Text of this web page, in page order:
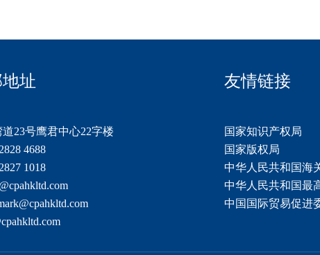
址
23号鹰君中心22字楼
4688
1018
友情链接
国家知识产权局
国家版权局
中华人民共和国海
中华人民共和国最
中国国际贸易促进